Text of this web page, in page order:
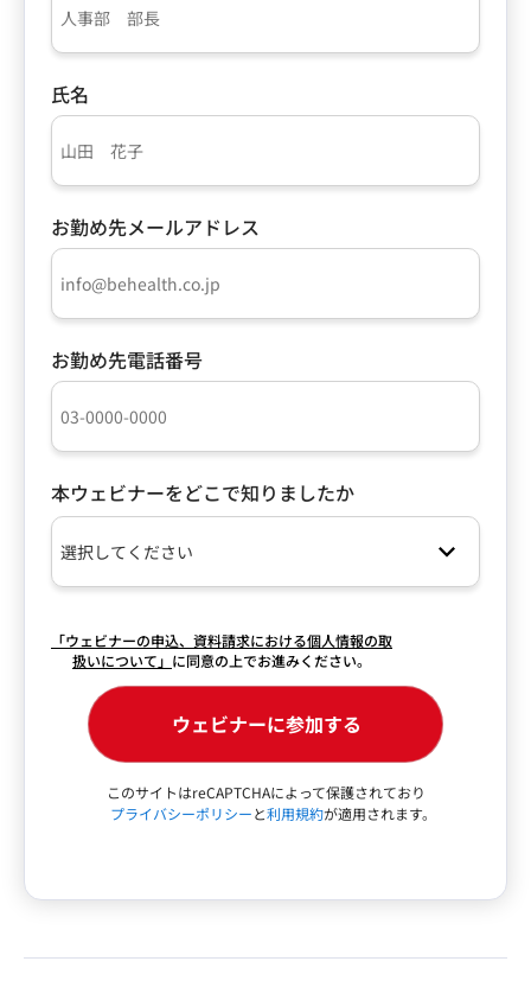
氏名
お勤め先メールアドレス
お勤め先電話番号
本ウェビナーをどこで知りましたか
「ウェビナーの申込、資料請求における個人情報の取
扱いについて」 に同意の上でお進みください。
このサイトはreCAPTCHAによって保護されており
プライバシーポリシーと利用規約が適用されます。